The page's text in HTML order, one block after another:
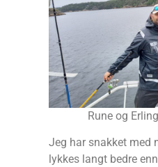
Rune og
Jeg har snakket med
lykkes langt bedre